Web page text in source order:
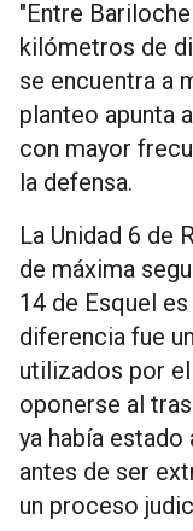
"Entre
kilómetros de
se encuentra a
planteo apunta
con mayor
la defensa.
La Unidad 6 de
de máxima
14 de Esquel
diferencia fue
utilizados por
oponerse al
ya había estado
antes de ser
un proceso